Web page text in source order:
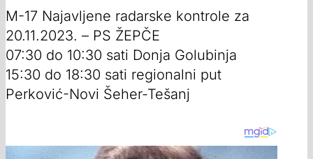
M-17 Najavljene radarske kontrole za
20.11.2023. – PS ŽEPČE
07:30 do 10:30 sati Donja Golubinja
15:30 do 18:30 sati regionalni put
Perković-Novi Šeher-Tešanj